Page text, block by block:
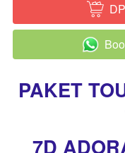
`
`
PAKET
7D